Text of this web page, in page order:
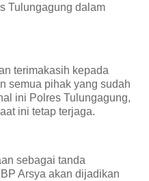
Tulungagung dalam
terimakasih kepada
semua pihak yang sudah
ini Polres Tulungagung,
ini tetap terjaga.
sebagai tanda
Arsya akan dijadikan